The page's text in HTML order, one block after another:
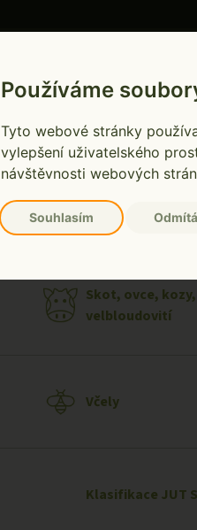
Používáme
Tyto webové stránky
vylepšení uživatelského
návštěvnosti webových
Souhlasím
Rozbory
Skot, ovce,
velbloudovití
Včely
Klasifikace JUT